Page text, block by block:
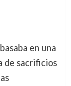
en una
de sacrificios